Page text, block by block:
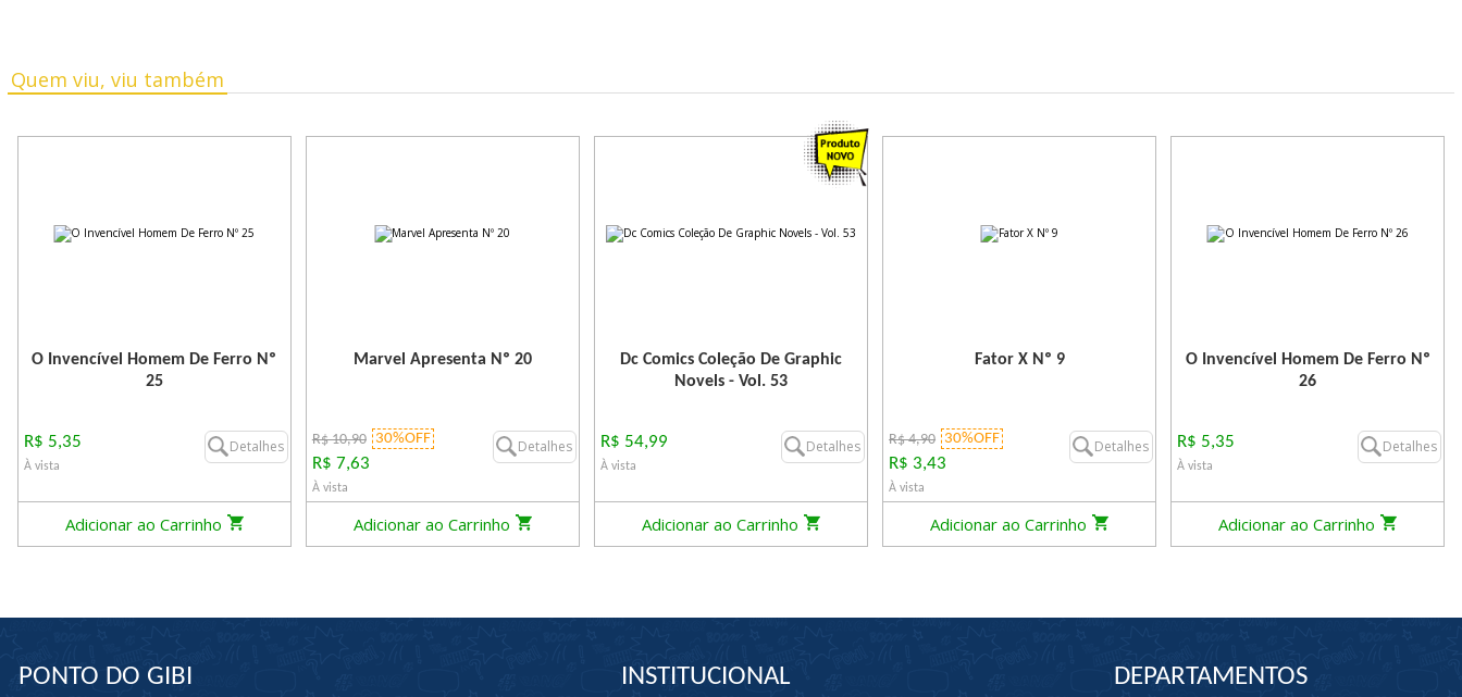
Quem viu, viu também
O Invencível Homem De Ferro Nº
25
R$ 5,35
À vista
Detalhes
Adicionar ao Carrinho
Marvel Apresenta Nº 20
R$ 10,90 30%OFF
R$ 7,63
À vista
Detalhes
Adicionar ao Carrinho
Dc Comics Coleção De Graphic
Novels - Vol. 53
R$ 54,99
À vista
Detalhes
Adicionar ao Carrinho
Fator X Nº 9
R$ 4,90 30%OFF
R$ 3,43
À vista
Detalhes
Adicionar ao Carrinho
O Invencível Homem De Ferro Nº
26
R$ 5,35
À vista
Detalhes
Adicionar ao Carrinho
PONTO DO GIBI INSTITUCIONAL DEPARTAMENTOS